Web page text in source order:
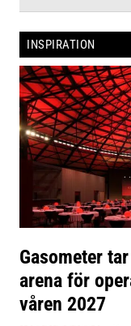
INSPIRATION
Gasometer
arena för
våren 2027